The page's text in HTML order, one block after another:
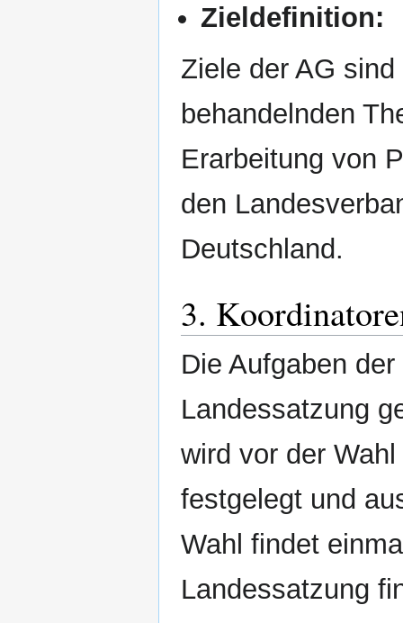
Zieldefinition:
Ziele der AG
behandelnden
Erarbeitung von
den
Deutschland.
3.
Die Aufgaben
Landessatzung
wird vor der
festgelegt und
Wahl findet
Landessatzung